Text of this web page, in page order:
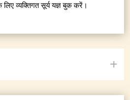
व्यक्तिगत सूर्य यज्ञ बुक करें।